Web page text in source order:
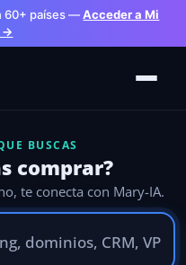
60+ países —Acceder a Mi
→
BUSCAS
comprar?
te conecta con Mary-IA.